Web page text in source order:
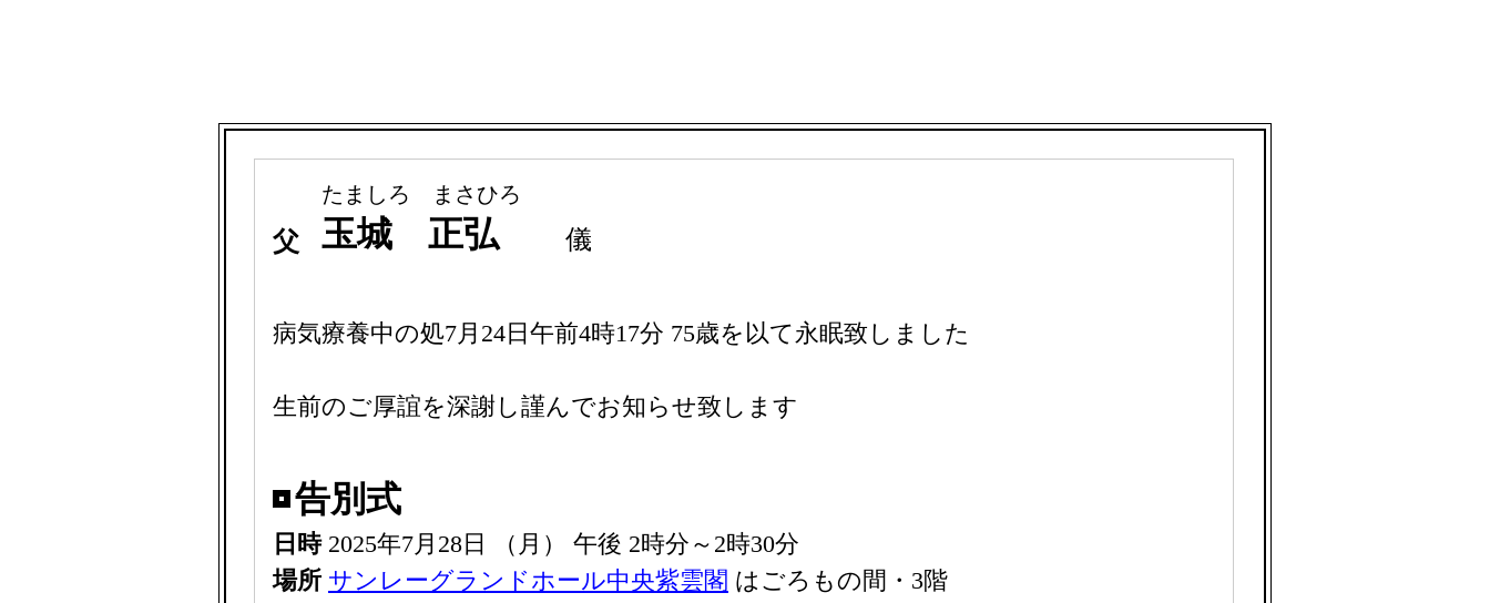
たましろ まさひろ
父 玉城 正弘 儀
病気療養中の処7月24日午前4時17分 75歳を以て永眠致しました
生前のご厚誼を深謝し謹んでお知らせ致します
告別式
日時 2025年7月28日 （月） 午後 2時分～2時30分
場所 サンレーグランドホール中央紫雲閣 はごろもの間・3階